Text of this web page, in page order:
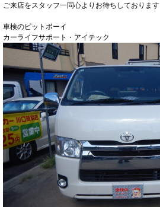
ご来店をスタッフ一同心よりお待ちしております
車検のピットボーイ
カーライフサポート・アイテック